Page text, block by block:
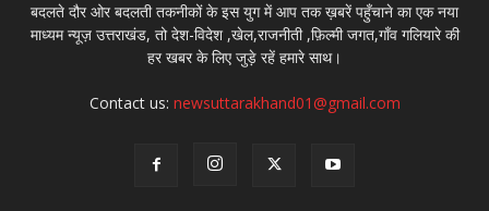
बदलते दौर ओर बदलती तकनीकों के इस युग में आप तक ख़बरें पहुँचाने का एक नया
माध्यम न्यूज़ उत्तराखंड, तो देश-विदेश ,खेल,राजनीती ,फ़िल्मी जगत,गाँव गलियारे की
हर खबर के लिए जुड़े रहें हमारे साथ।
Contact us: newsuttarakhand01@gmail.com